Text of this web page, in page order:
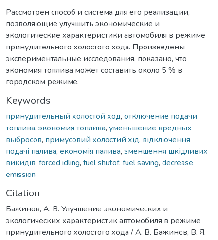
Рассмотрен способ и система для его реализации,
позволяющие улучшить экономические и
экологические характеристики автомобиля в режиме
принудительного холостого хода. Произведены
экспериментальные исследования, показано, что
экономия топлива может составить около 5 % в
городском режиме.
Keywords
принудительный холостой ход, отключение подачи
топлива, экономия топлива, уменьшение вредных
выбросов, примусовий холостий хід, відключення
подачі палива, економія палива, зменшення шкідливих
викидів, forced idling, fuel shutof, fuel saving, decrease
emission
Citation
Бажинов, А. В. Улучшение экономических и
экологических характеристик автомобиля в режиме
принудительного холостого хода / А. В. Бажинов, В. Я.